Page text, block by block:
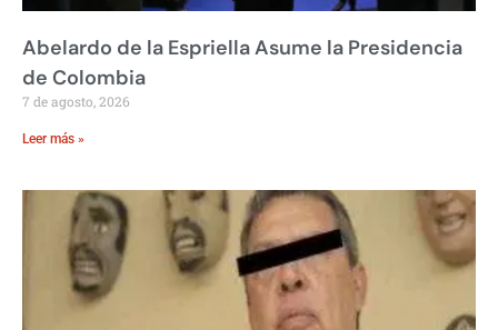
Abelardo de la Espriella Asume la Presidencia
de Colombia
7 de agosto, 2026
Leer más »